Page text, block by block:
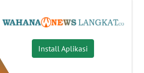
Install Aplikasi